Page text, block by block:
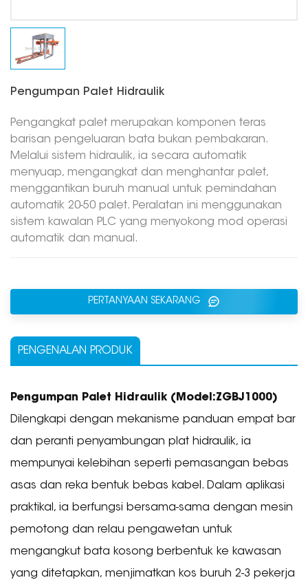
Pengumpan Palet Hidraulik
Pengangkat palet merupakan komponen teras
barisan pengeluaran bata bukan pembakaran.
Melalui sistem hidraulik, ia secara automatik
menyuap, mengangkat dan menghantar palet,
menggantikan buruh manual untuk pemindahan
automatik 20-50 palet. Peralatan ini menggunakan
sistem kawalan PLC yang menyokong mod operasi
automatik dan manual.
PERTANYAAN SEKARANG
PENGENALAN PRODUK
Pengumpan Palet Hidraulik (Model:ZGBJ1000)
Dilengkapi dengan mekanisme panduan empat bar
dan peranti penyambungan plat hidraulik, ia
mempunyai kelebihan seperti pemasangan bebas
asas dan reka bentuk bebas kabel. Dalam aplikasi
praktikal, ia berfungsi bersama-sama dengan mesin
pemotong dan relau pengawetan untuk
mengangkut bata kosong berbentuk ke kawasan
yang ditetapkan, menjimatkan kos buruh 2-3 pekerja